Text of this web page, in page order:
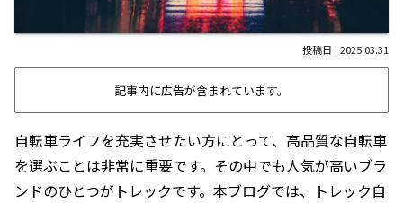
2025.03.31
記事内に広告が含まれています。
自転車ライフを充実させたい方にとって、高品質な自転車
を選ぶことは非常に重要です。その中でも人気が高いブラ
ンドのひとつがトレックです。本ブログでは、トレック自